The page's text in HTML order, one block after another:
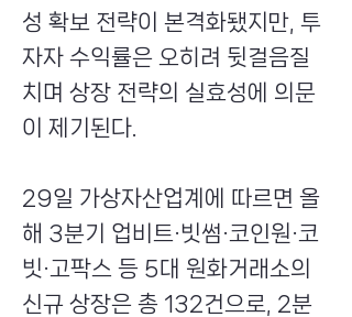
성 확보 전략이 본격화됐지만, 투
자자 수익률은 오히려 뒷걸음질
치며 상장 전략의 실효성에 의문
이 제기된다.
29일 가상자산업계에 따르면 올
해 3분기 업비트·빗썸·코인원·코
빗·고팍스 등 5대 원화거래소의
신규 상장은 총 132건으로, 2분